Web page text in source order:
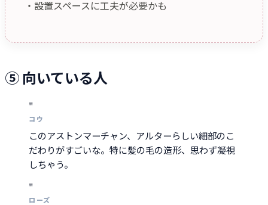
・設置スペースに工夫が必要かも
⑤ 向いている人
"
コウ
このアストンマーチャン、アルターらしい細部のこ
だわりがすごいな。特に髪の毛の造形、思わず凝視
しちゃう。
"
ローズ